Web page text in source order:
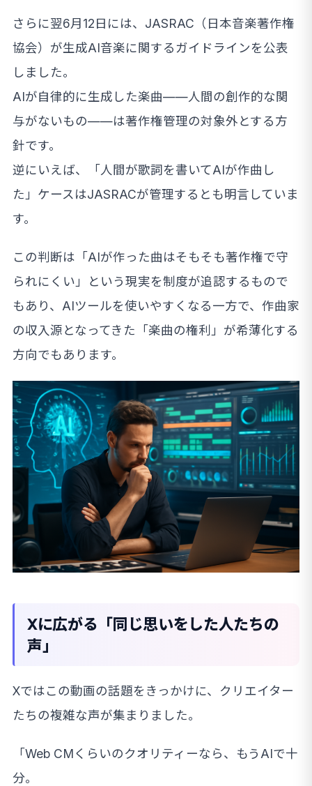
さらに翌6月12日には、JASRAC（日本音楽著作権
協会）が生成AI音楽に関するガイドラインを公表
しました。
AIが自律的に生成した楽曲——人間の創作的な関
与がないもの——は著作権管理の対象外とする方
針です。
逆にいえば、「人間が歌詞を書いてAIが作曲し
た」ケースはJASRACが管理するとも明言していま
す。
この判断は「AIが作った曲はそもそも著作権で守
られにくい」という現実を制度が追認するもので
もあり、AIツールを使いやすくなる一方で、作曲家
の収入源となってきた「楽曲の権利」が希薄化する
方向でもあります。
Xに広がる「同じ思いをした人たちの
声」
Xではこの動画の話題をきっかけに、クリエイター
たちの複雑な声が集まりました。
「Web CMくらいのクオリティーなら、もうAIで十
分。